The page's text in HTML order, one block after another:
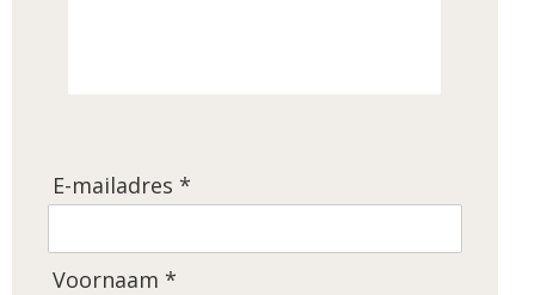
E-mailadres *
Voornaam *